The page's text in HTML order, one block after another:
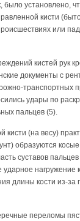
установлено,
кисти
или
кистей рук
документы с
транспортных
удары по
пальцев (5).
кисти (на весу)
образуются
суставов
нагружение
длины кости из-за
переломы